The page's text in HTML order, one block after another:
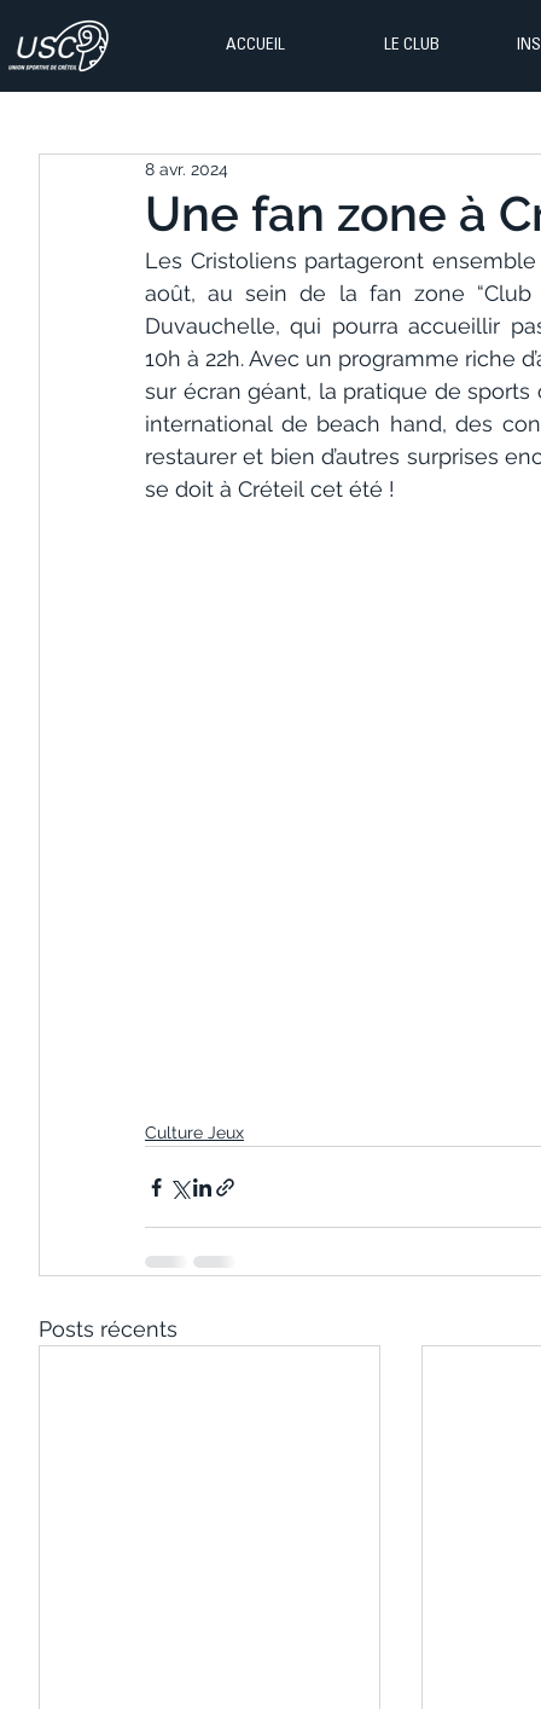
ACCUEIL LE CLUB
Une fan zone à
8 avr. 2024
Les Cristoliens partageront
août, au sein de la fan zone “Club
Duvauchelle, qui pourra accueillir
10h à 22h. Avec un programme riche
sur écran géant, la pratique de
international de beach hand, des
restaurer et bien d’autres surprises
se doit à Créteil cet été !
Culture Jeux
Posts récents